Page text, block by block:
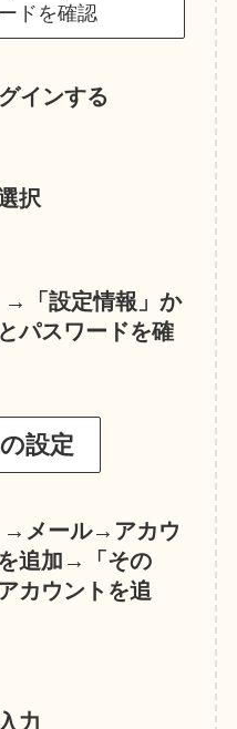
ドを確認
インする
択
→「設定情報」か
パスワードを確
設定
→メール→アカウ
追加→「その
カウントを追
力